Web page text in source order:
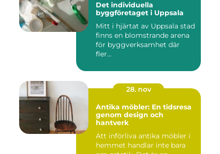
Det individuella
byggföretaget i Uppsala
Mitt i hjärtat av Uppsala stad
finns en blomstrande arena
för byggverksamhet där
fler...
28. nov
Antika möbler: En tidsresa
genom design och
hantverk
Att införliva antika möbler i
hemmet handlar inte bara